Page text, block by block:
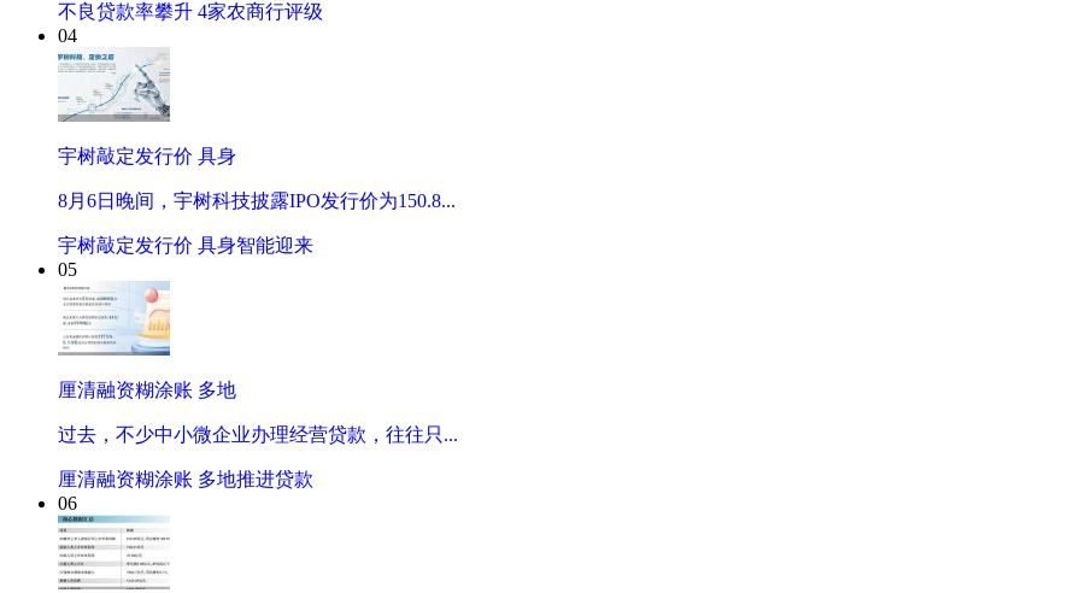
不良贷款率攀升 4家农商行评级
04
宇树敲定发行价 具身
8月6日晚间，宇树科技披露IPO发行价为150.8...
宇树敲定发行价 具身智能迎来
05
厘清融资糊涂账 多地
过去，不少中小微企业办理经营贷款，往往只...
厘清融资糊涂账 多地推进贷款
06